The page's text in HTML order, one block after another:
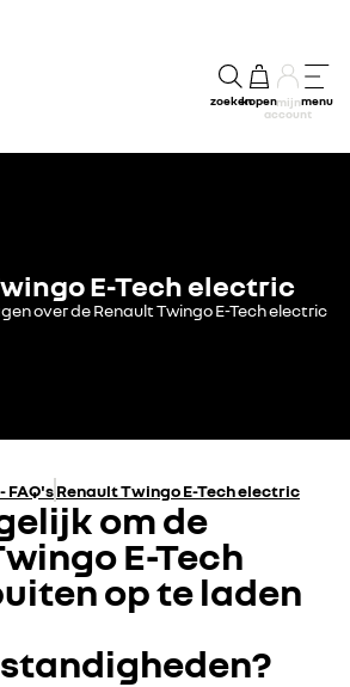
zoekenkopenmijn
account
menu
E-Tech electric
over de Renault Twingo E-Tech electric
FAQ'sRenault Twingo E-Tech electric
om de
E-Tech
op te laden